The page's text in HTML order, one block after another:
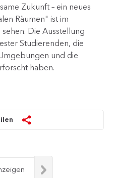
Zukunft – ein neues
Räumen" ist im
Die Ausstellung
Studierenden, die
und die
haben.